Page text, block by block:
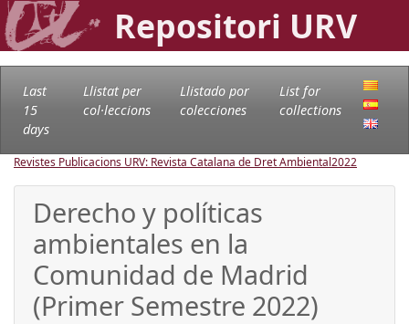
Repositori URV
Last
15
days
Llistat per
col·leccions
Llistado por
colecciones
List for
collections
Revistes Publicacions URV: Revista Catalana de Dret Ambiental2022
Derecho y políticas
ambientales en la
Comunidad de Madrid
(Primer Semestre 2022)